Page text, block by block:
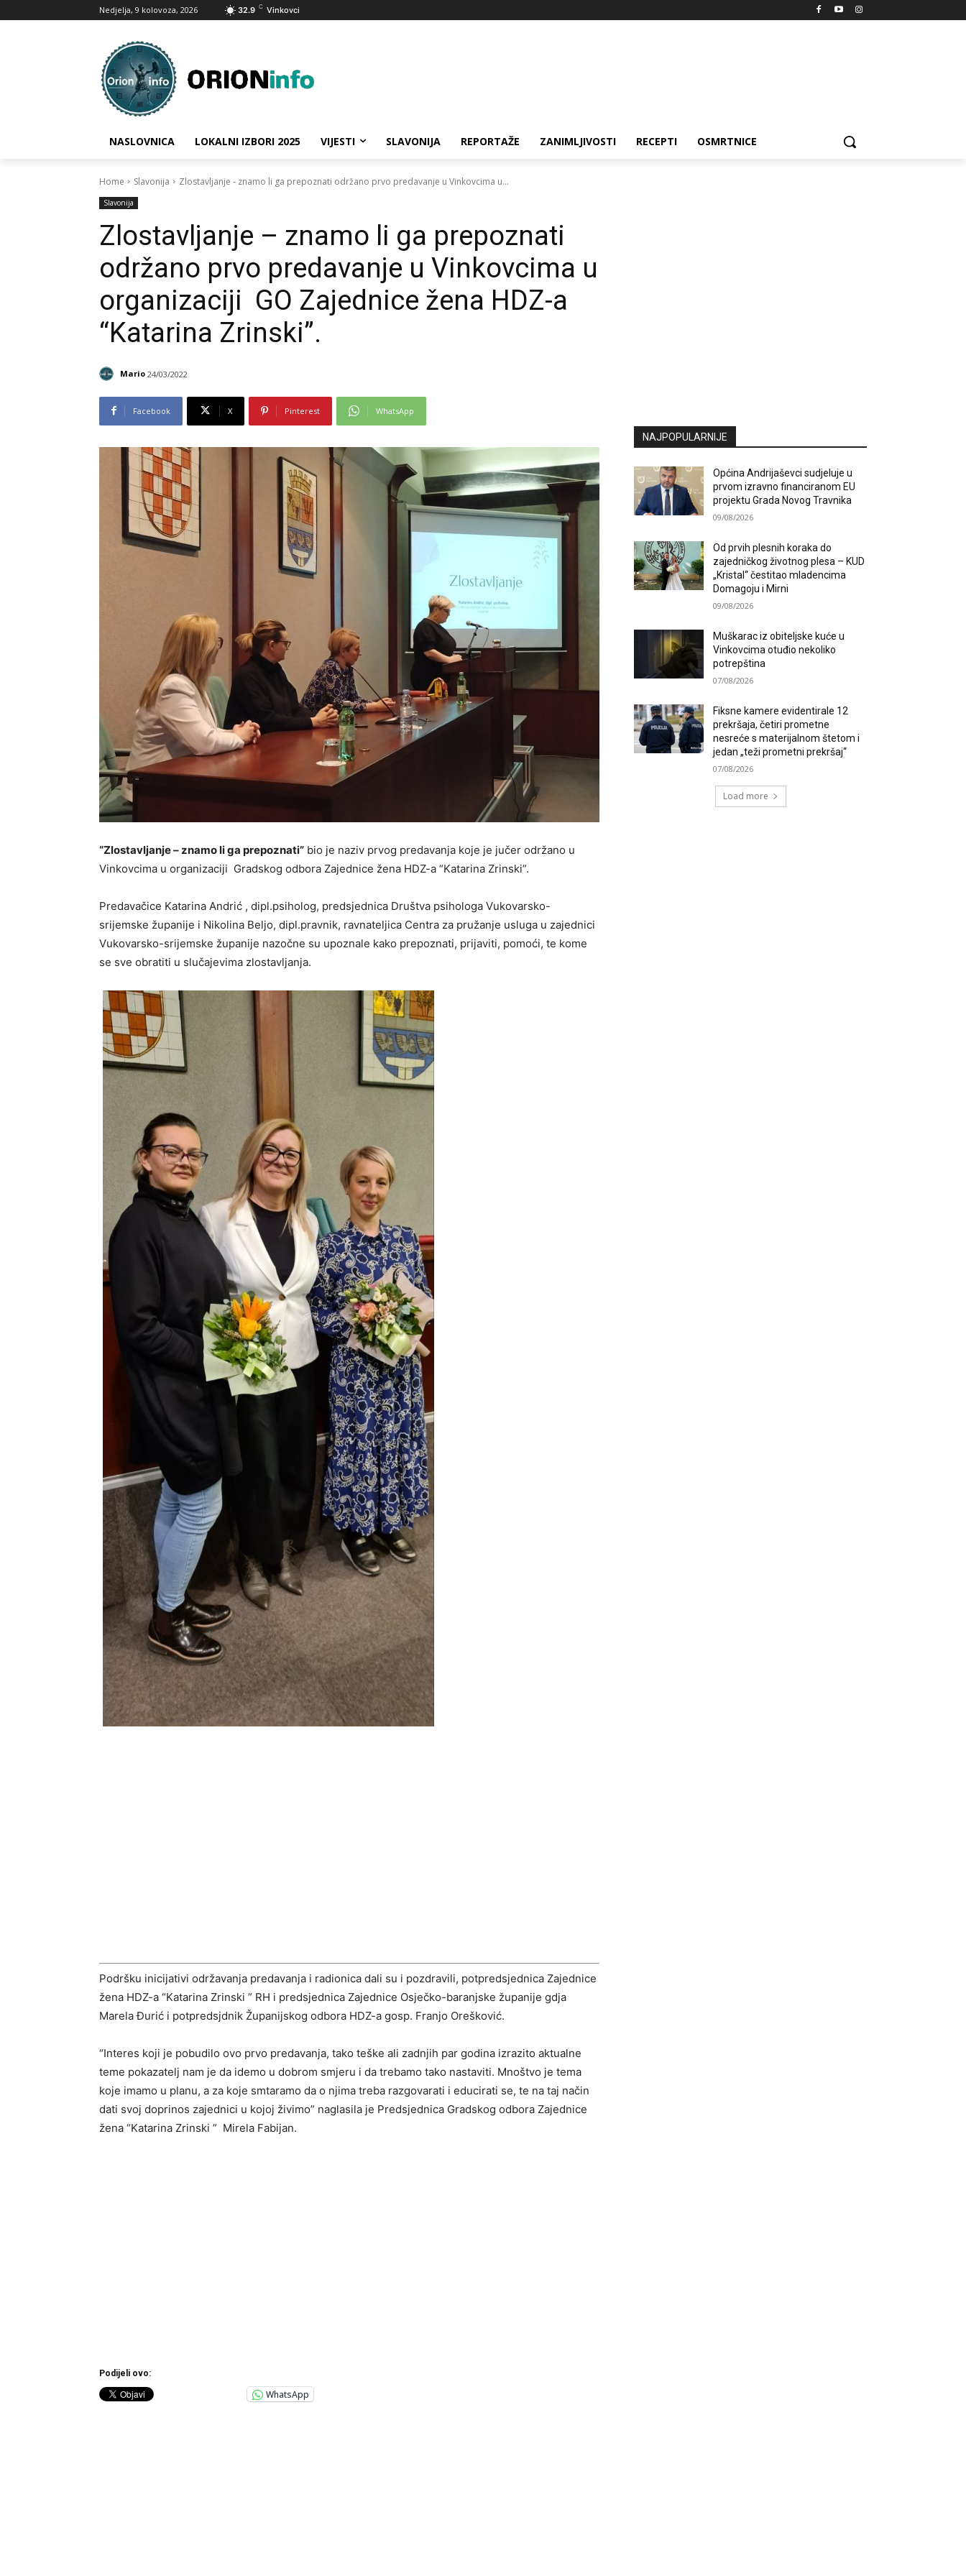
Nedjelja, 9 kolovoza, 2026 32.9 C Vinkovci
NASLOVNICA LOKALNI IZBORI 2025 VIJESTI SLAVONIJA REPORTAŽE ZANIMLJIVOSTI RECEPTI OSMRTNICE
Home Slavonija Zlostavljanje - znamo li ga prepoznati održano prvo predavanje u Vinkovcima u...
Slavonija
Zlostavljanje – znamo li ga prepoznati
održano prvo predavanje u Vinkovcima u
organizaciji GO Zajednice žena HDZ-a
“Katarina Zrinski”.
Mario 24/03/2022
Facebook X Pinterest WhatsApp
“Zlostavljanje – znamo li ga prepoznati” bio je naziv prvog predavanja koje je jučer održano u
Vinkovcima u organizaciji Gradskog odbora Zajednice žena HDZ-a “Katarina Zrinski”.
Predavačice Katarina Andrić , dipl.psiholog, predsjednica Društva psihologa Vukovarsko-
srijemske županije i Nikolina Beljo, dipl.pravnik, ravnateljica Centra za pružanje usluga u zajednici
Vukovarsko-srijemske županije nazočne su upoznale kako prepoznati, prijaviti, pomoći, te kome
se sve obratiti u slučajevima zlostavljanja.
Podršku inicijativi održavanja predavanja i radionica dali su i pozdravili, potpredsjednica Zajednice
žena HDZ-a “Katarina Zrinski ” RH i predsjednica Zajednice Osječko-baranjske županije gdja
Marela Đurić i potpredsjdnik Županijskog odbora HDZ-a gosp. Franjo Orešković.
“Interes koji je pobudilo ovo prvo predavanja, tako teške ali zadnjih par godina izrazito aktualne
teme pokazatelj nam je da idemo u dobrom smjeru i da trebamo tako nastaviti. Mnoštvo je tema
koje imamo u planu, a za koje smtaramo da o njima treba razgovarati i educirati se, te na taj način
dati svoj doprinos zajednici u kojoj živimo” naglasila je Predsjednica Gradskog odbora Zajednice
žena “Katarina Zrinski ” Mirela Fabijan.
Podijeli ovo:
WhatsApp
NAJPOPULARNIJE
Općina Andrijaševci sudjeluje u
prvom izravno financiranom EU
projektu Grada Novog Travnika
09/08/2026
Od prvih plesnih koraka do
zajedničkog životnog plesa – KUD
„Kristal“ čestitao mladencima
Domagoju i Mirni
09/08/2026
Muškarac iz obiteljske kuće u
Vinkovcima otuđio nekoliko
potrepština
07/08/2026
Fiksne kamere evidentirale 12
prekršaja, četiri prometne
nesreće s materijalnom štetom i
jedan „teži prometni prekršaj“
07/08/2026
Load more